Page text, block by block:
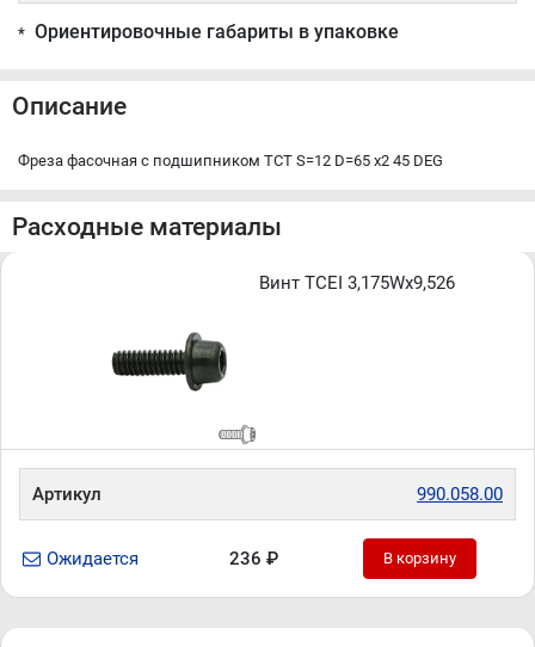
* Ориентировочные габариты в упаковке
Описание
Фреза фасочная c подшипником TCT S=12 D=65 x2 45 DEG
Расходные материалы
Винт TCEI 3,175Wx9,526
Артикул 990.058.00
Ожидается 236 ₽ В корзину